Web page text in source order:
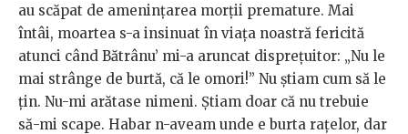
au scăpat de amenințarea morții premature. Mai
întâi, moartea s-a insinuat în viața noastră fericită
atunci când Bătrânu’ mi-a aruncat disprețuitor: „Nu le
mai strânge de burtă, că le omori!” Nu știam cum să le
țin. Nu-mi arătase nimeni. Știam doar că nu trebuie
să-mi scape. Habar n-aveam unde e burta rațelor, dar